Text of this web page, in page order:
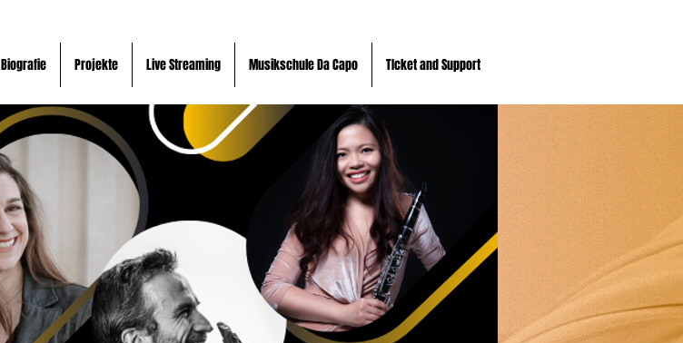
Biografie Projekte Live Streaming Musikschule Da Capo TIcket and Support